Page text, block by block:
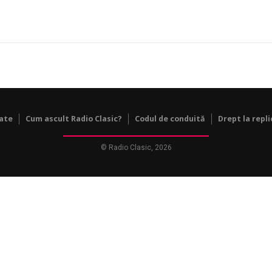
Cum ascult Radio Clasic? Codul de conduită Drept la
© Radio Clasic, 2026